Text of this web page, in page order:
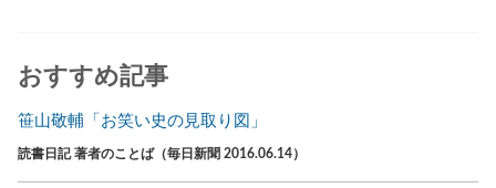
おすすめ記事
笹山敬輔「お笑い史の見取り図」
読書日記 著者のことば（毎日新聞 2016.06.14）